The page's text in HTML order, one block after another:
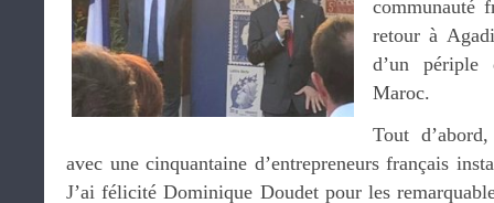
communauté
retour à
d’un
Maroc.
Tout
avec une cinquantaine d’entrepreneurs français
J’ai félicité Dominique Doudet pour les